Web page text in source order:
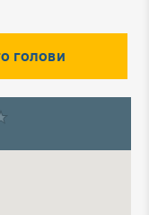
голови